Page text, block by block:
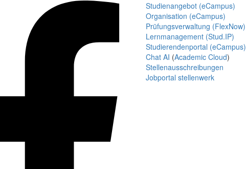
Studienangebot (eCampus)
Organisation (eCampus)
Prüfungsverwaltung (FlexNow)
Lernmanagement (Stud.IP)
Studierendenportal (eCampus)
Chat AI (Academic Cloud)
Stellenausschreibungen
Jobportal stellenwerk